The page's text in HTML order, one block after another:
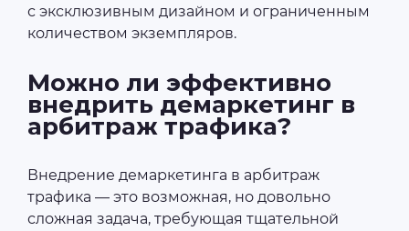
с эксклюзивным дизайном и ограниченным
количеством экземпляров.
Можно ли эффективно
внедрить демаркетинг в
арбитраж трафика?
Внедрение демаркетинга в арбитраж
трафика — это возможная, но довольно
сложная задача, требующая тщательной